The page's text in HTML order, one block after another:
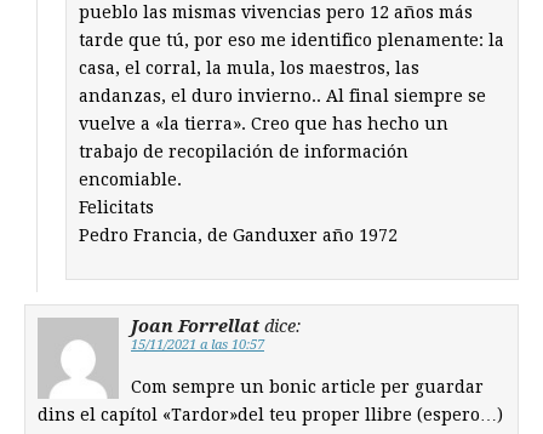
pueblo las mismas vivencias pero 12 años más
tarde que tú, por eso me identifico plenamente: la
casa, el corral, la mula, los maestros, las
andanzas, el duro invierno.. Al final siempre se
vuelve a «la tierra». Creo que has hecho un
trabajo de recopilación de información
encomiable.
Felicitats
Pedro Francia, de Ganduxer año 1972
Joan Forrellat dice:
15/11/2021 a las 10:57
Com sempre un bonic article per guardar
dins el capítol «Tardor»del teu proper llibre (espero…)